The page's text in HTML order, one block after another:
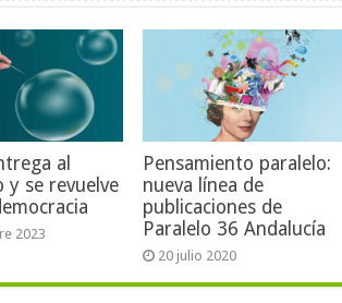
al
y se revuelve
2023
Pensamiento paralelo:
nueva línea de
publicaciones de
Paralelo 36 Andalucía
20 julio 2020